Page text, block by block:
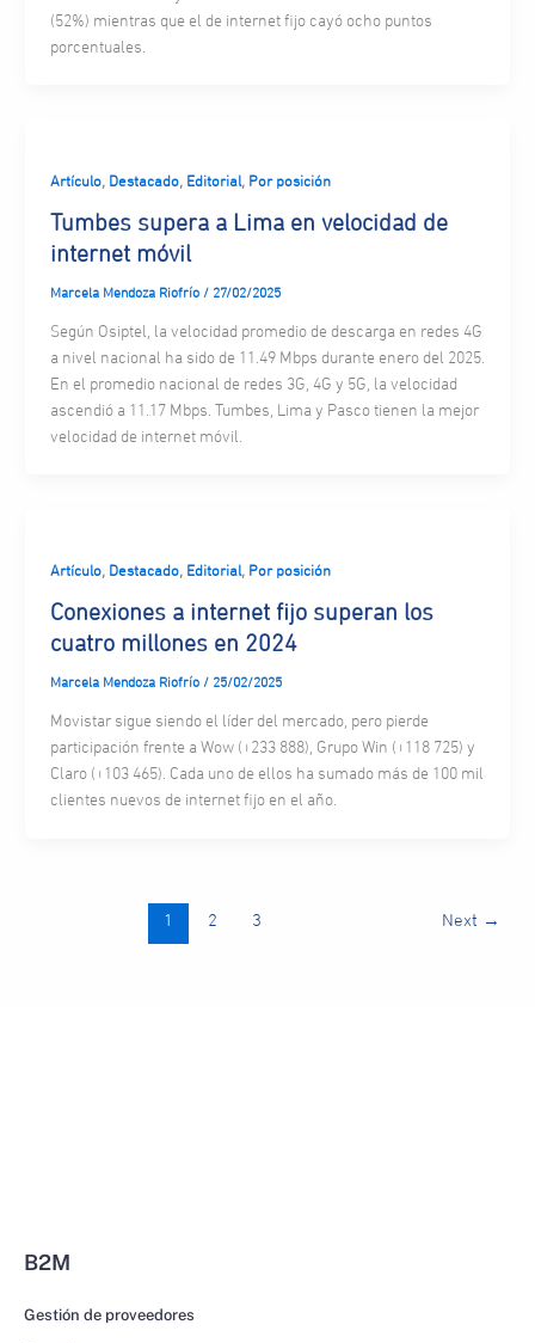
(52%) mientras que el de internet fijo cayó ocho puntos
porcentuales.
Artículo, Destacado, Editorial, Por posición
Tumbes supera a Lima en velocidad de
internet móvil
Marcela Mendoza Riofrío / 27/02/2025
Según Osiptel, la velocidad promedio de descarga en redes 4G
a nivel nacional ha sido de 11.49 Mbps durante enero del 2025.
En el promedio nacional de redes 3G, 4G y 5G, la velocidad
ascendió a 11.17 Mbps. Tumbes, Lima y Pasco tienen la mejor
velocidad de internet móvil.
Artículo, Destacado, Editorial, Por posición
Conexiones a internet fijo superan los
cuatro millones en 2024
Marcela Mendoza Riofrío / 25/02/2025
Movistar sigue siendo el líder del mercado, pero pierde
participación frente a Wow (+233 888), Grupo Win (+118 725) y
Claro (+103 465). Cada uno de ellos ha sumado más de 100 mil
clientes nuevos de internet fijo en el año.
1 2 3 Next →
B2M
Gestión de proveedores